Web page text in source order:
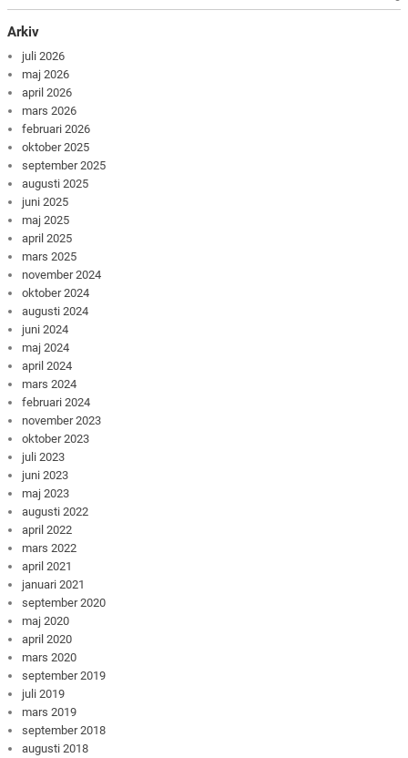
Arkiv
juli 2026
maj 2026
april 2026
mars 2026
februari 2026
oktober 2025
september 2025
augusti 2025
juni 2025
maj 2025
april 2025
mars 2025
november 2024
oktober 2024
augusti 2024
juni 2024
maj 2024
april 2024
mars 2024
februari 2024
november 2023
oktober 2023
juli 2023
juni 2023
maj 2023
augusti 2022
april 2022
mars 2022
april 2021
januari 2021
september 2020
maj 2020
april 2020
mars 2020
september 2019
juli 2019
mars 2019
september 2018
augusti 2018